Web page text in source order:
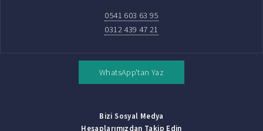
0541 603 63 95
0312 439 47 21
WhatsApp'tan Yaz
Bizi Sosyal Medya
Hesaplarımızdan Takip Edin